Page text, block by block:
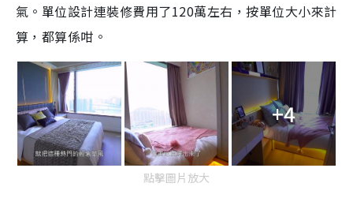
氣。單位設計連裝修費用了120萬左右，按單位大小來計
算，都算係咁。
+4
點擊圖片放大